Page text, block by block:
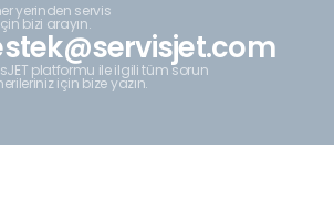
yerinden servis
bizi arayın.
platformu ile ilgili tüm sorun
için bize yazın.